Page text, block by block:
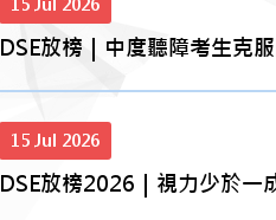
15 Jul 2026
DSE放榜｜中度聽障考生克
15 Jul 2026
DSE放榜2026｜視力少於